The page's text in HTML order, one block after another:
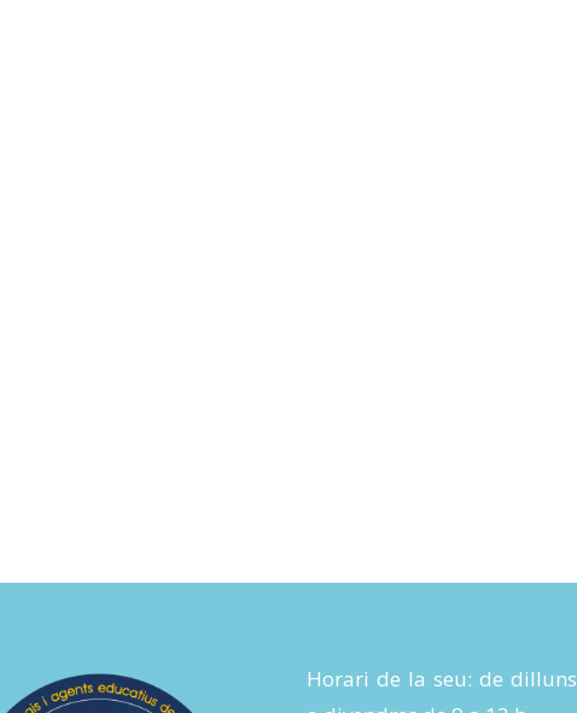
Horari de la seu: de dilluns